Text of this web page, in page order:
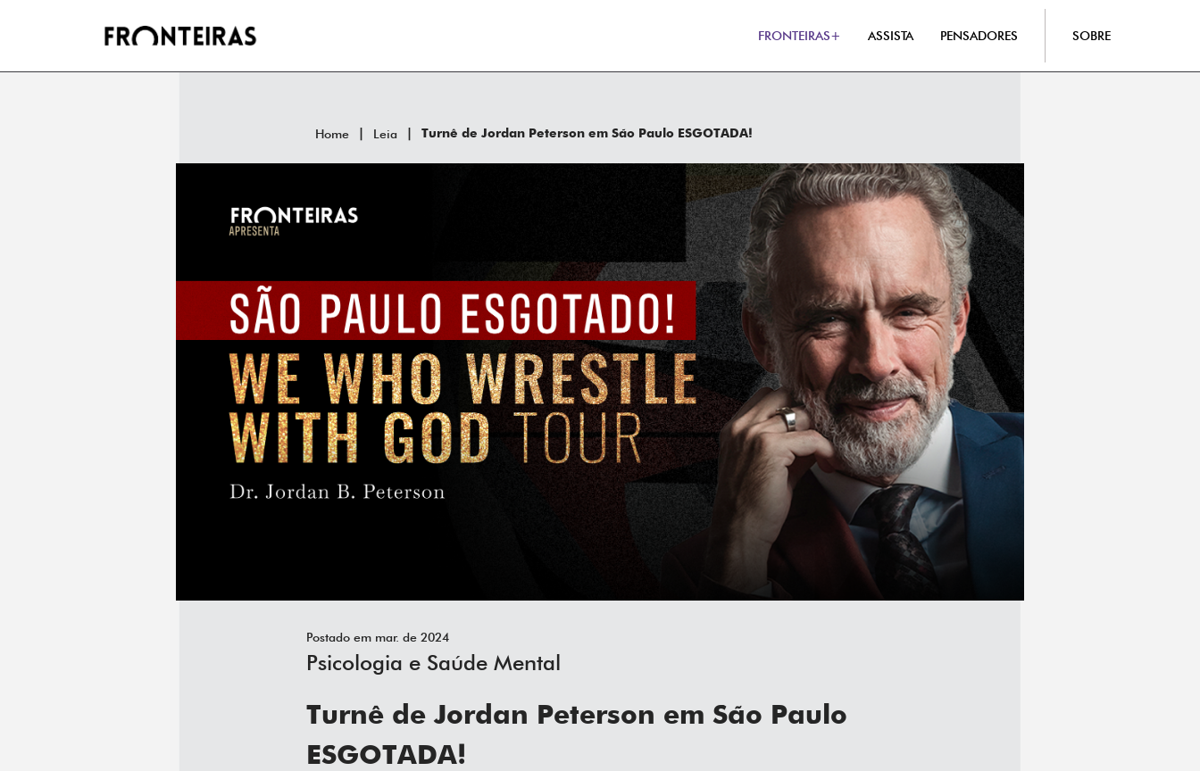
FRONTEIRAS+ ASSISTA PENSADORES SOBRE
Home Leia Turnê de Jordan Peterson em São Paulo ESGOTADA!
Postado em mar. de 2024
Psicologia e Saúde Mental
Turnê de Jordan Peterson em São Paulo
ESGOTADA!